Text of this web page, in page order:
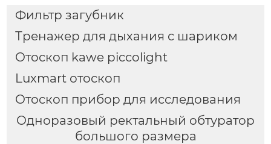
Фильтр загубник
Тренажер для дыхания с шариком
Отоскоп kawe piccolight
Luxmart отоскоп
Отоскоп прибор для исследования
Одноразовый ректальный обтуратор
большого размера